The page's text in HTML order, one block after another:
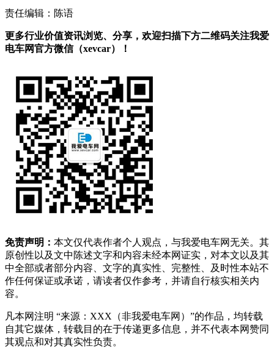
责任编辑：陈语
更多行业价值资讯浏览、分享，欢迎扫描下方二维码关注我爱
电车网官方微信（xevcar）！
免责声明： 本文仅代表作者个人观点，与我爱电车网无关。其
原创性以及文中陈述文字和内容未经本网证实，对本文以及其
中全部或者部分内容、文字的真实性、完整性、及时性本站不
作任何保证或承诺，请读者仅作参考，并请自行核实相关内
容。
凡本网注明 “来源：XXX（非我爱电车网）”的作品，均转载
自其它媒体，转载目的在于传递更多信息，并不代表本网赞同
其观点和对其真实性负责。